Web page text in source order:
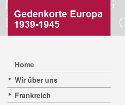
Home
Wir über uns
Frankreich